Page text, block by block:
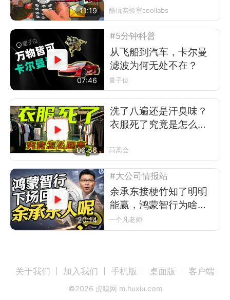
11:19 酷玩实验室coollabs
07:46
#5分钟科普
从飞船到汽车，卡尔曼
滤波为何无处不在？
量子位
06:56
洗了八遍还是汗臭味？
衣服死了究竟是怎么回
茼蒿会
20:14
#大公司情报站
余承东接梗竹知了明明
能赢，鸿蒙智行为啥不
让？
一个凡老师
关于我们 加入我们 手机版 桌面版 客户端
©2026 虎嗅网 m.huxiu.com